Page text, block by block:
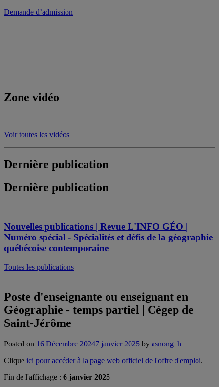
Demande d’admission
Zone vidéo
Voir toutes les vidéos
Dernière publication
Dernière publication
Nouvelles publications | Revue L'INFO GÉO |
Numéro spécial - Spécialités et défis de la géographie
québécoise contemporaine
Toutes les publications
Poste d'enseignante ou enseignant en
Géographie - temps partiel | Cégep de
Saint-Jérôme
Posted on 16 Décembre 20247 janvier 2025 by asnong_h
Clique ici pour accéder à la page web officiel de l'offre d'emploi.
Fin de l'affichage : 6 janvier 2025